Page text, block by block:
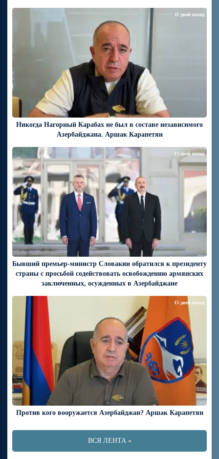
Никогда Нагорный Карабах не был в составе независимого
Азербайджана. Аршак Карапетян
11 дней назад
Бывший премьер-министр Словакии обратился к президенту
страны с просьбой содействовать освобождению армянских
заключенных, осужденных в Азербайджане
13 дней назад
Против кого вооружается Азербайджан? Аршак Карапетян
15 дней назад
ВСЯ ЛЕНТА »